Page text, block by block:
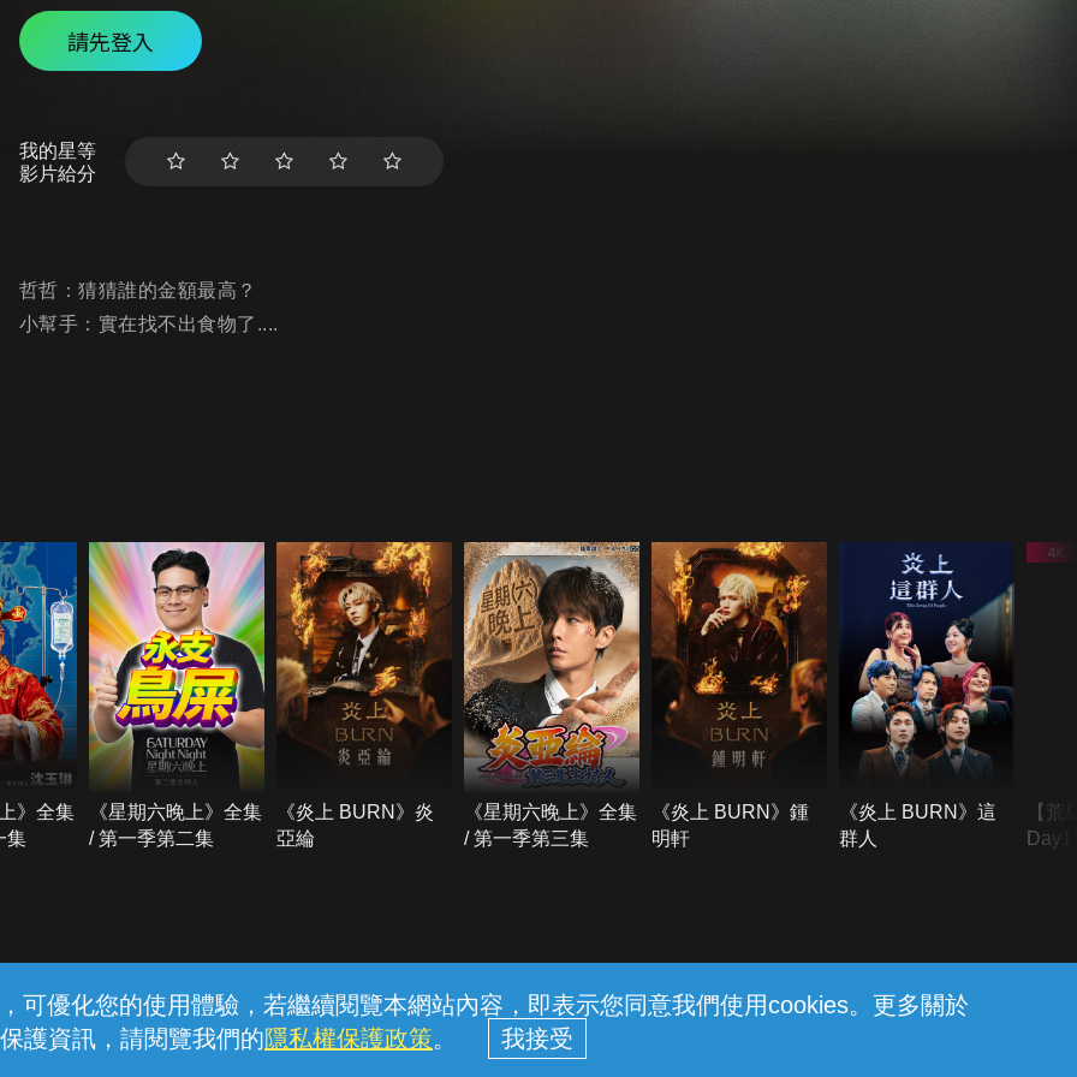
可優化您的使用體驗，若繼續閱覽本網站內容，即表示您同意我們使用cookies。更多關於
護資訊，請閱覽我們的隱私權保護政策。
請先登入
我的星等
影片給分
哲哲：猜猜誰的金額最高？
小幫手：實在找不出食物了....
》全集
集
《星期六晚上》全集
/ 第一季第二集
《炎上 BURN》炎
亞綸
《星期六晚上》全集
/ 第一季第三集
《炎上 BURN》鍾
明軒
《炎上 BURN》這
群人
【荒
線上客服 服務條款 隱私權保護
中華電信股份有限公司個人家庭分公司 (統一編號：96979949) © 2026